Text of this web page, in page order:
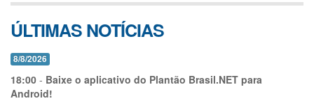
ÚLTIMAS NOTÍCIAS
8/8/2026
18:00 - Baixe o aplicativo do Plantão Brasil.NET para
Android!